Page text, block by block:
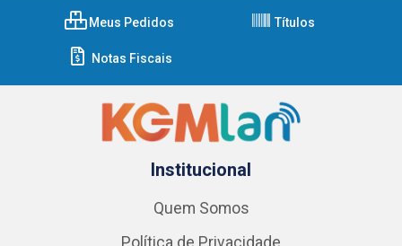
Meus Pedidos Títulos
Notas Fiscais
Institucional
Quem Somos
Política de Privacidade